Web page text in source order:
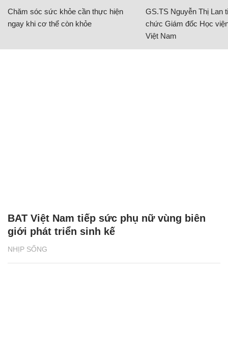
Chăm sóc sức khỏe cần thực hiện
ngay khi cơ thể còn khỏe
GS.TS Nguyễn Thị Lan
chức Giám đốc Học
Việt Nam
NHỊP SỐNG
BAT Việt Nam tiếp sức phụ nữ vùng biên
giới phát triển sinh kế